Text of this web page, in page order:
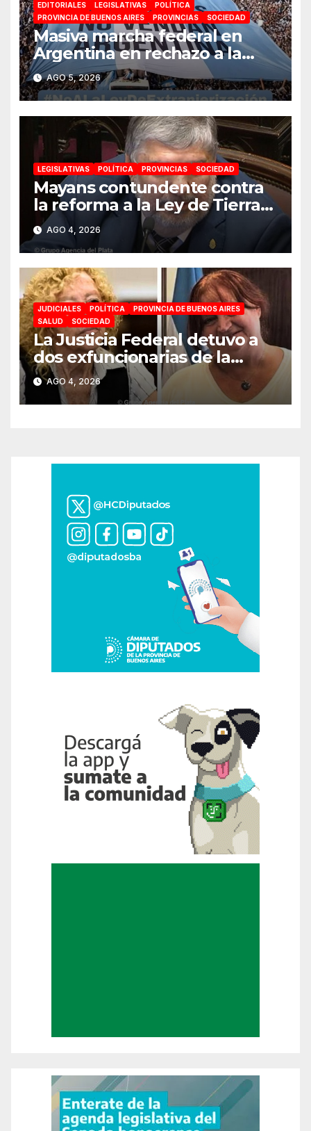
EDITORIALES LEGISLATIVAS
POLÍTICA
PROVINCIA DE BUENOS AIRES
PROVINCIAS SOCIEDAD
Masiva marcha federal en
Argentina en rechazo a la
reforma de la Ley de Tierras
impulsada por Milei: «La
soberanía no se negocia»
AGO 5, 2026
LEGISLATIVAS POLÍTICA PROVINCIAS SOCIEDAD
Mayans contundente contra
la reforma a la Ley de Tierras:
«Esta ley vende el país»
AGO 4, 2026
JUDICIALES POLÍTICA
PROVINCIA DE BUENOS AIRES
SALUD
SOCIEDAD
La Justicia Federal detuvo a
dos exfuncionarias de la
ANMAT y el INAME por la
causa del fentanilo
contaminado
AGO 4, 2026